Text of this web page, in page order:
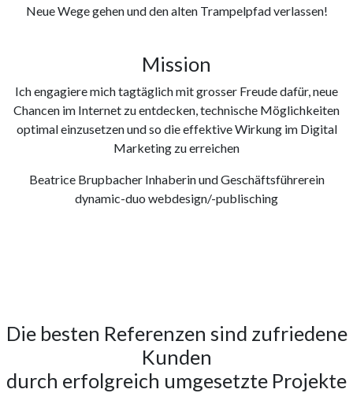
Neue Wege gehen und den alten Trampelpfad verlassen!
Mission
Ich engagiere mich tagtäglich mit grosser Freude dafür, neue
Chancen im Internet zu entdecken, technische Möglichkeiten
optimal einzusetzen und so die effektive Wirkung im Digital
Marketing zu erreichen
Beatrice Brupbacher Inhaberin und Geschäftsführerein
dynamic-duo webdesign/-publisching
Die besten Referenzen sind zufriedene
Kunden
durch erfolgreich umgesetzte Projekte